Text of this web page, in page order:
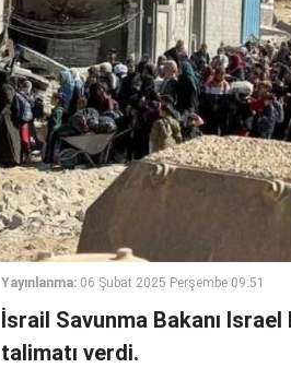
Yayınlanma: 06 Şubat 2025 Perşembe 09:51
İsrail Savunma Bakanı
talimatı verdi.